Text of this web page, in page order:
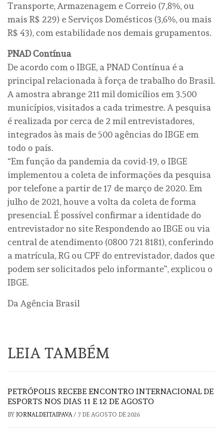
Transporte, Armazenagem e Correio (7,8%, ou
mais R$ 229) e Serviços Domésticos (3,6%, ou mais
R$ 43), com estabilidade nos demais grupamentos.
PNAD Contínua
De acordo com o IBGE, a PNAD Contínua é a
principal relacionada à força de trabalho do Brasil.
A amostra abrange 211 mil domicílios em 3.500
municípios, visitados a cada trimestre. A pesquisa
é realizada por cerca de 2 mil entrevistadores,
integrados às mais de 500 agências do IBGE em
todo o país.
“Em função da pandemia da covid-19, o IBGE
implementou a coleta de informações da pesquisa
por telefone a partir de 17 de março de 2020. Em
julho de 2021, houve a volta da coleta de forma
presencial. É possível confirmar a identidade do
entrevistador no site Respondendo ao IBGE ou via
central de atendimento (0800 721 8181), conferindo
a matrícula, RG ou CPF do entrevistador, dados que
podem ser solicitados pelo informante”, explicou o
IBGE.
Da Agência Brasil
LEIA TAMBÉM
PETRÓPOLIS RECEBE ENCONTRO INTERNACIONAL DE
ESPORTS NOS DIAS 11 E 12 DE AGOSTO
BY JORNALDEITAIPAVA/ 7 DE AGOSTO DE 2026